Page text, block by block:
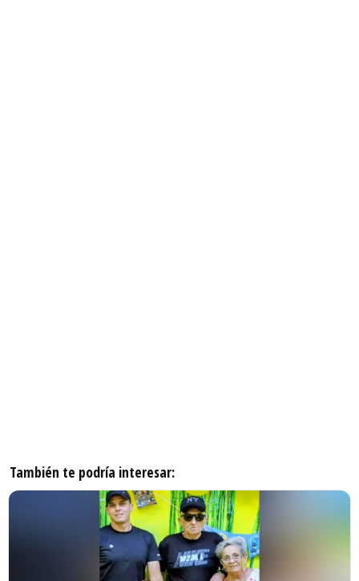
También te podría interesar: